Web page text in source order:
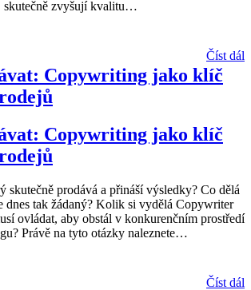
skutečně zvyšují kvalitu…
Číst dál
Copywriting jako klíč
Copywriting jako klíč
skutečně prodává a přináší výsledky? Co dělá
dnes tak žádaný? Kolik si vydělá Copywriter
ovládat, aby obstál v konkurenčním prostředí
Právě na tyto otázky naleznete…
Číst dál